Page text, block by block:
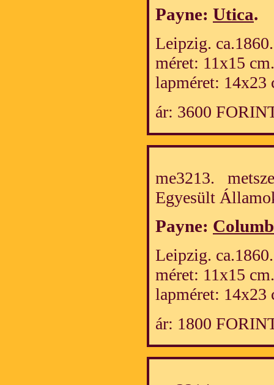
Payne: Utica.
Leipzig.
méret: 11x15 cm.
lapméret: 14x23
ár: 3600
me3213.
Egyesült
Payne:
Leipzig.
méret: 11x15 cm.
lapméret: 14x23
ár: 1800